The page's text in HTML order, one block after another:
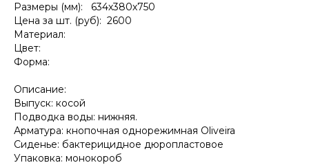
Размеры (мм): 634х380х750
Цена за шт. (руб): 2600
Материал:
Цвет:
Форма:
Описание:
Выпуск: косой
Подводка воды: нижняя.
Арматура: кнопочная однорежимная Oliveira
Сиденье: бактерицидное дюропластовое
Упаковка: монокороб